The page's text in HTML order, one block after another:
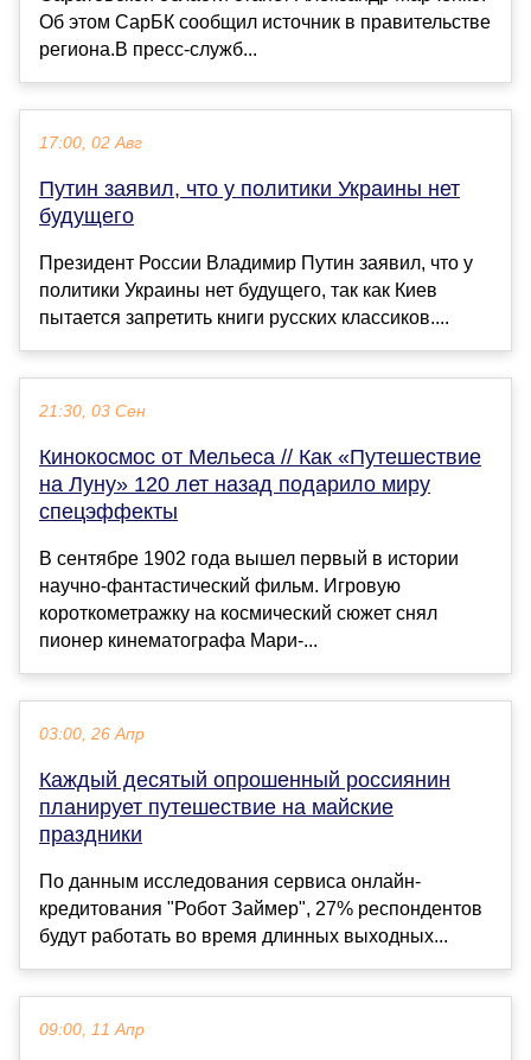
Об этом СарБК сообщил источник в правительстве
региона.В пресс-служб...
17:00, 02 Авг
Путин заявил, что у политики Украины нет
будущего
Президент России Владимир Путин заявил, что у
политики Украины нет будущего, так как Киев
пытается запретить книги русских классиков....
21:30, 03 Сен
Кинокосмос от Мельеса // Как «Путешествие
на Луну» 120 лет назад подарило миру
спецэффекты
В сентябре 1902 года вышел первый в истории
научно-фантастический фильм. Игровую
короткометражку на космический сюжет снял
пионер кинематографа Мари-...
03:00, 26 Апр
Каждый десятый опрошенный россиянин
планирует путешествие на майские
праздники
По данным исследования сервиса онлайн-
кредитования "Робот Займер", 27% респондентов
будут работать во время длинных выходных...
09:00, 11 Апр